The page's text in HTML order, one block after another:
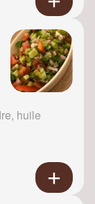
huile